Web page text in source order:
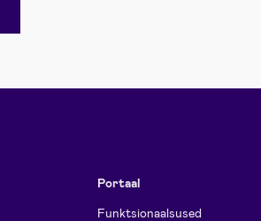
Portaal
Funktsionaalsused